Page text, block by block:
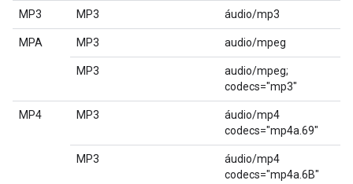
MP3 MP3 áudio/mp3
MPA MP3 audio/mpeg
MP3
audio/mpeg;
codecs="mp3"
MP4 MP3
áudio/mp4
codecs="mp4a.69"
MP3
áudio/mp4
codecs="mp4a.6B"